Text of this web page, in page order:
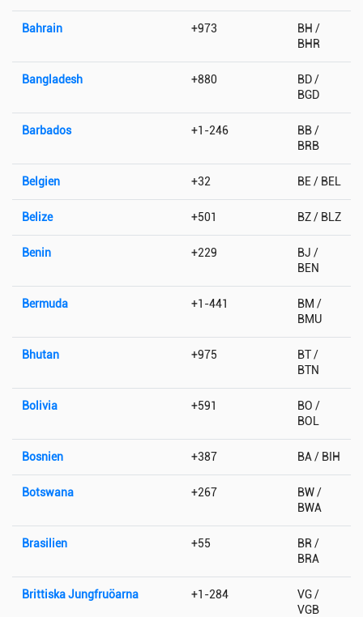
Bahrain +973
BH /
BHR
Bangladesh +880
BD /
BGD
Barbados +1-246
BB /
BRB
Belgien +32 BE / BEL
Belize +501 BZ / BLZ
Benin +229
BJ /
BEN
Bermuda +1-441
BM /
BMU
Bhutan +975
BT /
BTN
Bolivia +591
BO /
BOL
Bosnien +387 BA / BIH
Botswana +267
BW /
BWA
Brasilien +55
BR /
BRA
Brittiska Jungfruöarna +1-284
VG /
VGB